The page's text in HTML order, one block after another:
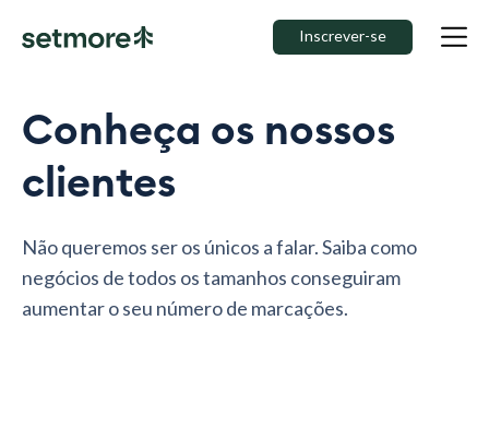
Inscrever-se
Conheça os nossos
clientes
Não queremos ser os únicos a falar. Saiba como
negócios de todos os tamanhos conseguiram
aumentar o seu número de marcações.